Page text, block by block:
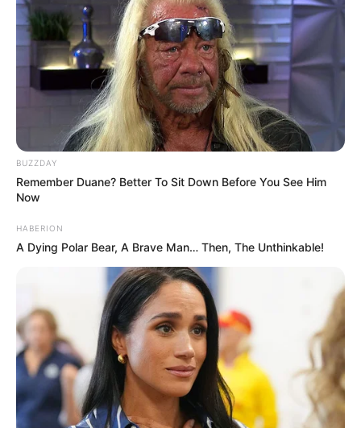
Magyarország egyik legismertebb és legcsinosabb
SZIJJÁRTÓ SZILVIA
!MEGMUTATTA ESKÜVŐI KÉPÉTSZIJJÁRTÓ
SZILVIA
: ÍGY NÉZETT KI MENYASSZONYKÉNT
BUZZDAY
Remember Duane? Better To Sit Down Before You See Him
Now
HABERION
A Dying Polar Bear, A Brave Man… Then, The Unthinkable!